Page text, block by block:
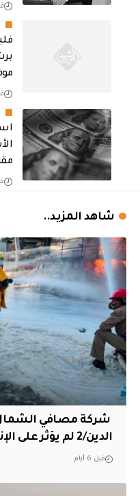
مقابل
شاهد المزيد..
شركة مصافي
الدين/2 لم يؤثر على الإنتاج
قبل 6 أيام